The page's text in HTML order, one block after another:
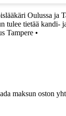
Oulussa ja
tietää kandi-
Tampere •
maksun oston